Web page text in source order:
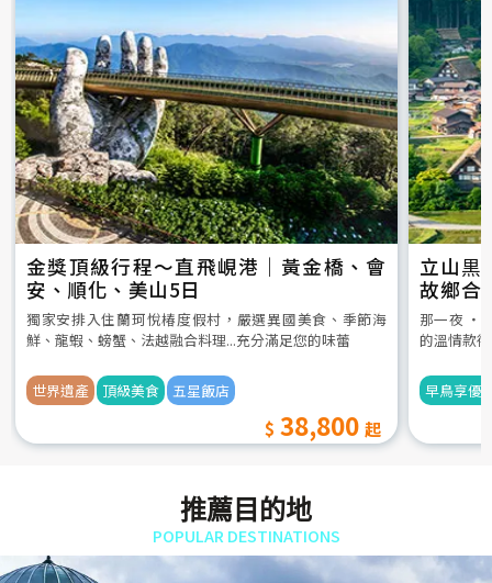
金獎頂級行程～直飛峴港｜黃金橋、會
安、順化、美山5日
獨家安排入住蘭珂悅椿度假村，嚴選異國美食、季節海
鮮、龍蝦、螃蟹、法越融合料理...充分滿足您的味蕾
世界遺產 頂級美食 五星飯店
38,800
立山黒
故鄉合
5日
那一夜 ‧
的溫情款
早鳥享優
推薦目的地
POPULAR DESTINATIONS